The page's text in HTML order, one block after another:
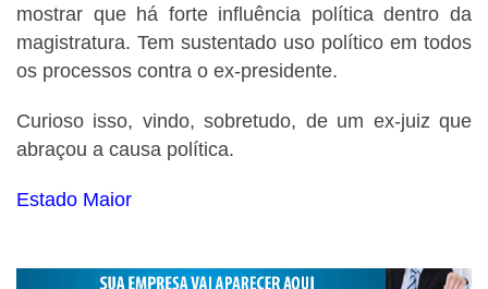
mostrar que há forte influência política dentro da
magistratura. Tem sustentado uso político em todos
os processos contra o ex-presidente.
Curioso isso, vindo, sobretudo, de um ex-juiz que
abraçou a causa política.
Estado Maior